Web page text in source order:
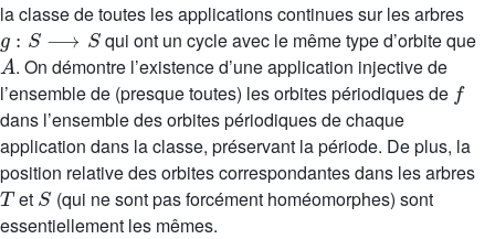
la classe de toutes les applications continues sur les arbres
g:S⟶S
qui ont un cycle avec le même type d’orbite que
A
. On démontre l’existence d’une application injective de
l’ensemble de (presque toutes) les orbites périodiques de
dans l’ensemble des orbites périodiques de chaque
application dans la classe, préservant la période. De plus, la
position relative des orbites correspondantes dans les arbres
T
et
S
(qui ne sont pas forcément homéomorphes) sont
essentiellement les mêmes.